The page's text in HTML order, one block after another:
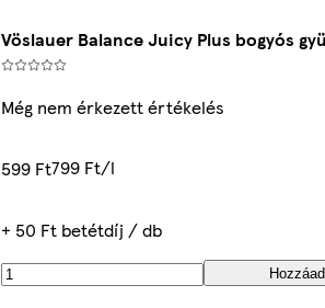
Vöslauer Balance Juicy Plus bogyós
Még nem érkezett értékelés
599 Ft799 Ft/l
+ 50 Ft betétdíj / db
Hozzáad